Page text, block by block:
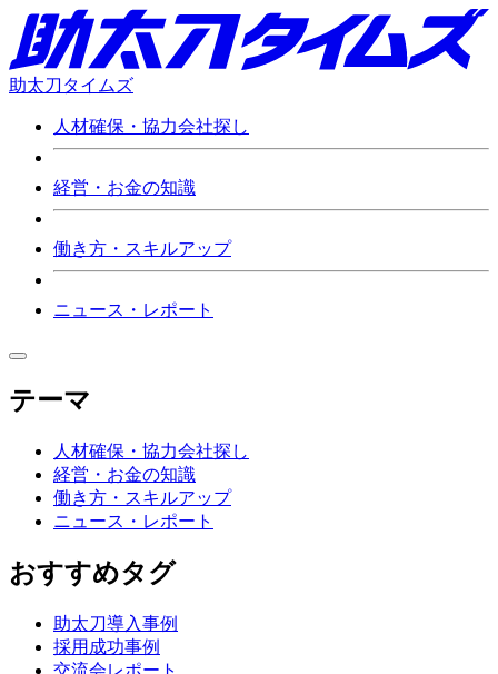
助太刀タイムズ
人材確保・協力会社探し
経営・お金の知識
働き方・スキルアップ
ニュース・レポート
テーマ
人材確保・協力会社探し
経営・お金の知識
働き方・スキルアップ
ニュース・レポート
おすすめタグ
助太刀導入事例
採用成功事例